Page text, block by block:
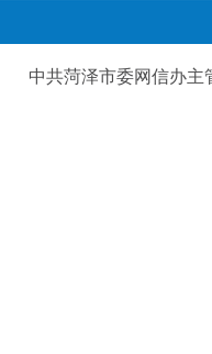
中共菏泽市委网信办主